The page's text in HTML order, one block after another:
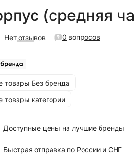
(средняя
Нет отзывов 0 вопросов
товары Без бренда
товары категории
Доступные цены на лучшие бренды
Быстрая отправка по России и СНГ